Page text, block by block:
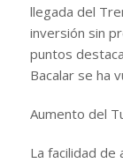
llegada del
inversión sin
puntos
Bacalar se ha
Aumento del
La facilidad de